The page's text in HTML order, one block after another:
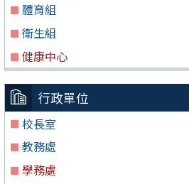
體育組
衛生組
健康中心
行政單位
校長室
教務處
學務處